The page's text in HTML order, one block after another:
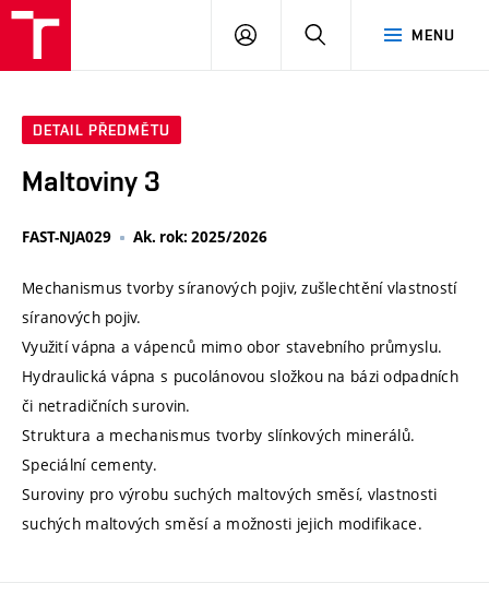
MENU
PŘIHLÁSIT
DETAIL PŘEDMĚTU
Maltoviny 3
FAST-NJA029 Ak. rok: 2025/2026
Mechanismus tvorby síranových pojiv, zušlechtění vlastností
síranových pojiv.
Využití vápna a vápenců mimo obor stavebního průmyslu.
Hydraulická vápna s pucolánovou složkou na bázi odpadních
či netradičních surovin.
Struktura a mechanismus tvorby slínkových minerálů.
Speciální cementy.
Suroviny pro výrobu suchých maltových směsí, vlastnosti
suchých maltových směsí a možnosti jejich modifikace.